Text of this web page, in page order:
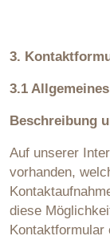
3.
3.1
Beschreibung
Auf unserer
vorhanden,
diese
Kontaktformular